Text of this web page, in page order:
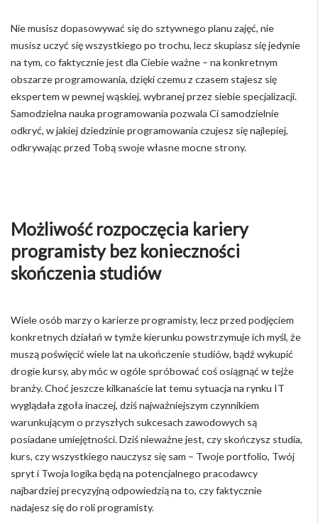
Nie musisz dopasowywać się do sztywnego planu zajęć, nie
musisz uczyć się wszystkiego po trochu, lecz skupiasz się jedynie
na tym, co faktycznie jest dla Ciebie ważne – na konkretnym
obszarze programowania, dzięki czemu z czasem stajesz się
ekspertem w pewnej wąskiej, wybranej przez siebie specjalizacji.
Samodzielna nauka programowania pozwala Ci samodzielnie
odkryć, w jakiej dziedzinie programowania czujesz się najlepiej,
odkrywając przed Tobą swoje własne mocne strony.
Możliwość rozpoczęcia kariery
programisty bez konieczności
skończenia studiów
Wiele osób marzy o karierze programisty, lecz przed podjęciem
konkretnych działań w tymże kierunku powstrzymuje ich myśl, że
muszą poświęcić wiele lat na ukończenie studiów, bądź wykupić
drogie kursy, aby móc w ogóle spróbować coś osiągnąć w tejże
branży. Choć jeszcze kilkanaście lat temu sytuacja na rynku IT
wyglądała zgoła inaczej, dziś najważniejszym czynnikiem
warunkującym o przyszłych sukcesach zawodowych są
posiadane umiejętności. Dziś nieważne jest, czy skończysz studia,
kurs, czy wszystkiego nauczysz się sam – Twoje portfolio, Twój
spryt i Twoja logika będą na potencjalnego pracodawcy
najbardziej precyzyjną odpowiedzią na to, czy faktycznie
nadajesz się do roli programisty.